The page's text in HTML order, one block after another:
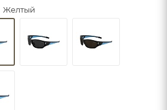
Желтый